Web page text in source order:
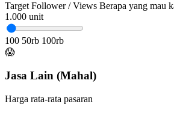
Target Follower / Views Berapa yang mau
1.000 unit
100 50rb 100rb
😱
Jasa Lain (Mahal)
Harga rata-rata pasaran